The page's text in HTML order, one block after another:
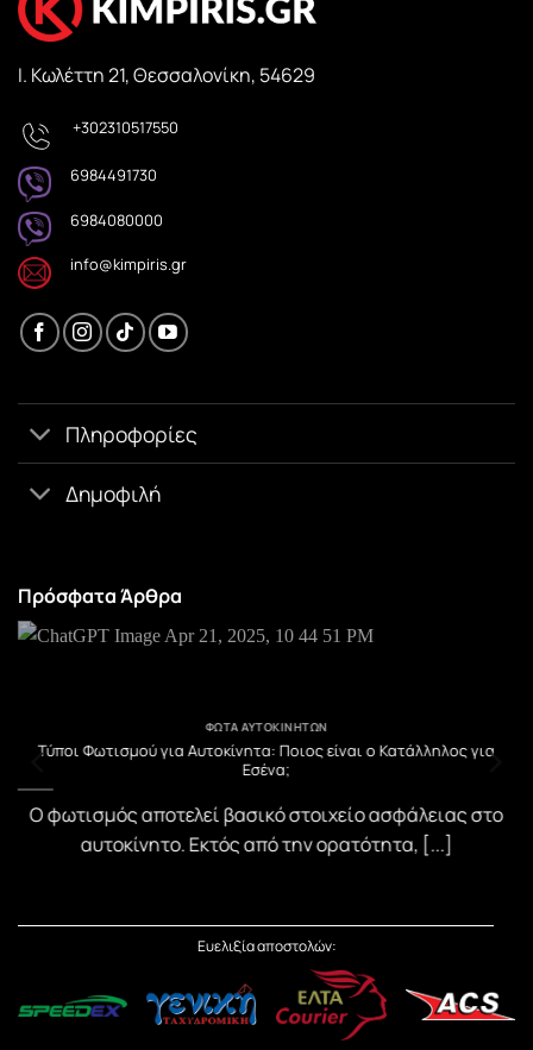
Ι. Κωλέττη 21, Θεσσαλονίκη, 54629
+302310517550
6984491730
6984080000
info@kimpiris.gr
Πληροφορίες
Δημοφιλή
Πρόσφατα Άρθρα
ΦΏΤΑ ΑΥΤΟΚΙΝΉΤΩΝ
Τύποι Φωτισμού για Αυτοκίνητα: Ποιος είναι ο Κατάλληλος για
Εσένα;
Ο φωτισμός αποτελεί βασικό στοιχείο ασφάλειας στο
αυτοκίνητο. Εκτός από την ορατότητα, [...]
Ευελιξία αποστολών: